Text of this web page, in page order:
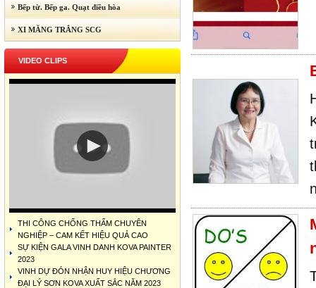
Bếp từ. Bếp ga. Quạt điều hòa
XI MĂNG TRẮNG SCG
VIDEO CLIPS
THI CÔNG CHỐNG THẤM CHUYÊN
NGHIỆP – CAM KẾT HIỆU QUẢ CAO
SỰ KIỆN GALA VINH DANH KOVA PAINTER
2023
VINH DỰ ĐÓN NHẬN HUY HIỆU CHƯƠNG
ĐẠI LÝ SƠN KOVA XUẤT SẮC NĂM 2023